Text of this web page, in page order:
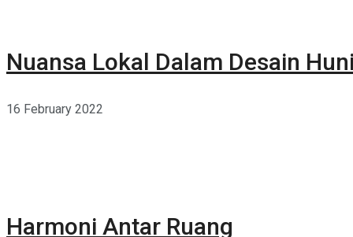
Nuansa Lokal Dalam Desain
16 February 2022
Harmoni Antar Ruang